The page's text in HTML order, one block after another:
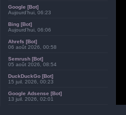
Google [Bot]
Aujourd’hui, 06:23
Bing [Bot]
Aujourd’hui, 06:06
Ahrefs [Bot]
06 août 2026, 00:58
Semrush [Bot]
05 août 2026, 08:54
DuckDuckGo [Bot]
15 juil. 2026, 00:23
Google Adsense [Bot]
13 juil. 2026, 02:01